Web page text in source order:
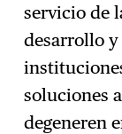
servicio de
desarrollo y
soluciones
degeneren